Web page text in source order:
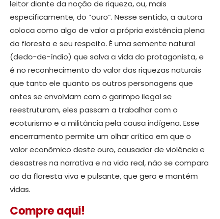
leitor diante da noção de riqueza, ou, mais
especificamente, do “ouro”. Nesse sentido, a autora
coloca como algo de valor a própria existência plena
da floresta e seu respeito. É uma semente natural
(dedo-de-índio) que salva a vida do protagonista, e
é no reconhecimento do valor das riquezas naturais
que tanto ele quanto os outros personagens que
antes se envolviam com o garimpo ilegal se
reestruturam, eles passam a trabalhar com o
ecoturismo e a militância pela causa indígena. Esse
encerramento permite um olhar crítico em que o
valor econômico deste ouro, causador de violência e
desastres na narrativa e na vida real, não se compara
ao da floresta viva e pulsante, que gera e mantém
vidas.
Compre aqui!